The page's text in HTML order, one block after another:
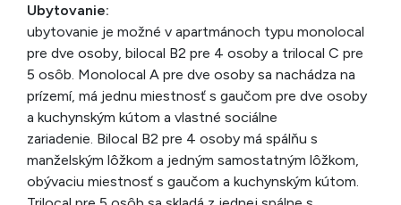
Ubytovanie:
ubytovanie je možné v apartmánoch typu monolocal
pre dve osoby, bilocal B2 pre 4 osoby a trilocal C pre
5 osôb. Monolocal A pre dve osoby sa nachádza na
prízemí, má jednu miestnosť s gaučom pre dve osoby
a kuchynským kútom a vlastné sociálne
zariadenie. Bilocal B2 pre 4 osoby má spálňu s
manželským lôžkom a jedným samostatným lôžkom,
obývaciu miestnosť s gaučom a kuchynským kútom.